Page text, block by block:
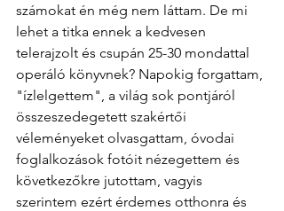
számokat én még nem láttam. De mi
lehet a titka ennek a kedvesen
telerajzolt és csupán 25-30 mondattal
operáló könyvnek? Napokig forgattam,
"ízlelgettem", a világ sok pontjáról
összeszedegetett szakértői
véleményeket olvasgattam, óvodai
foglalkozások fotóit nézegettem és
következőkre jutottam, vagyis
szerintem ezért érdemes otthonra és